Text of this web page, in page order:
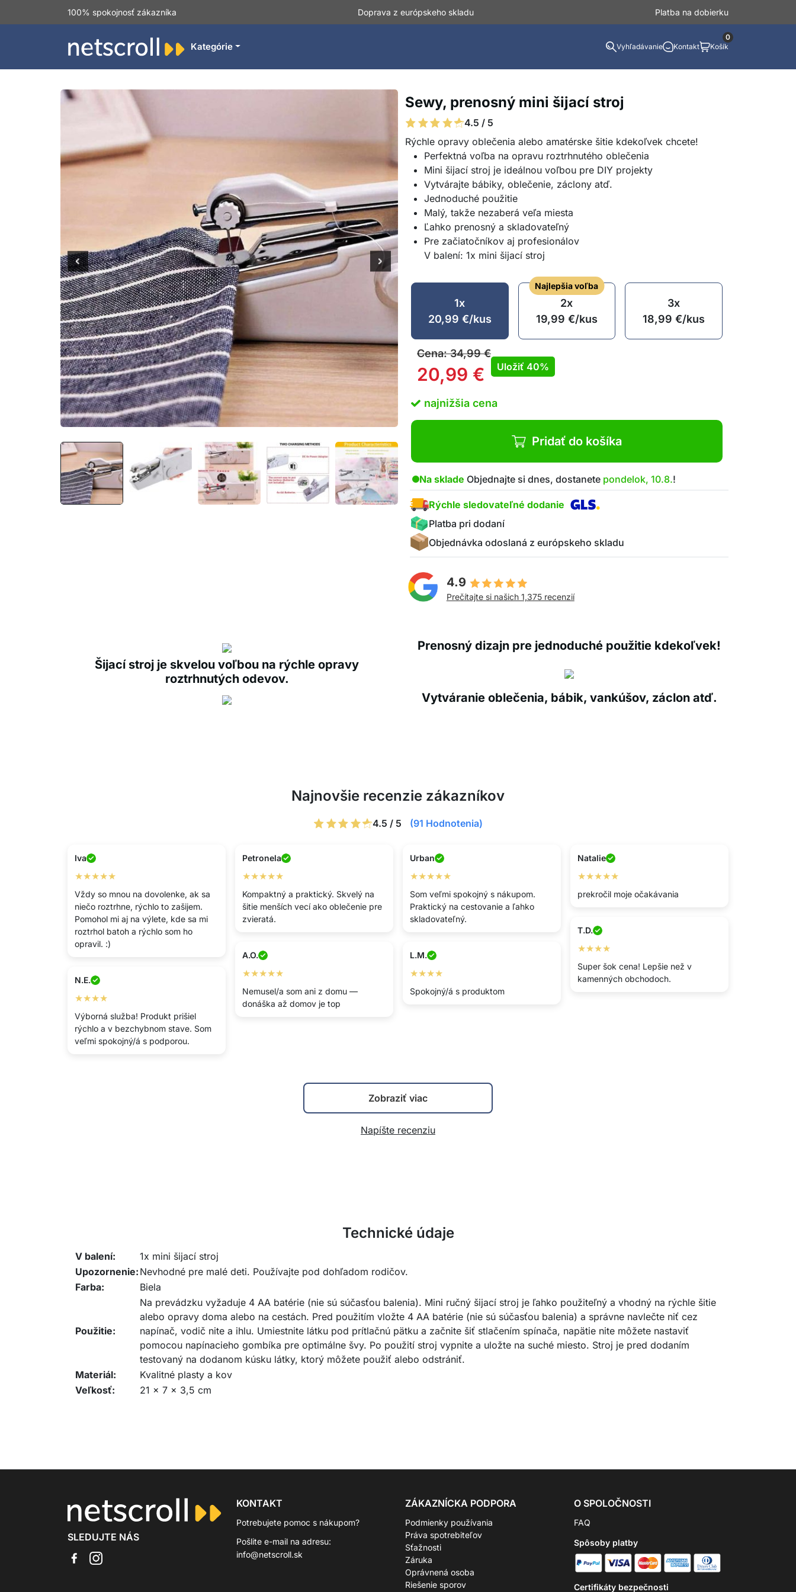
100% spokojnosť zákazníka Doprava z európskeho skladu Platba na dobierku
Kategórie Vyhľadávanie Kontakt Košík
0
Sewy, prenosný mini šijací stroj
4.5 / 5
Rýchle opravy oblečenia alebo amatérske šitie kdekoľvek chcete!
Perfektná voľba na opravu roztrhnutého oblečenia
Mini šijací stroj je ideálnou voľbou pre DIY projekty
Vytvárajte bábiky, oblečenie, záclony atď.
Jednoduché použitie
Malý, takže nezaberá veľa miesta
Ľahko prenosný a skladovateľný
Pre začiatočníkov aj profesionálov
V balení: 1x mini šijací stroj
1x
20,99 €/kus
Najlepšia voľba
2x
19,99 €/kus
3x
18,99€/kus
Cena:34,99€
20,99 € Uložiť 40%
najnižšia cena
Pridať do košíka
Na sklade Objednajte si dnes, dostanete pondelok, 10.8.!
Rýchle sledovateľné dodanie
Platba pri dodaní
Objednávka odoslaná z európskeho skladu
4.9
Prečítajte si našich 1,375 recenzií
Prenosný dizajn pre jednoduché použitie kdekoľvek!
Šijací stroj je skvelou voľbou na rýchle opravy
roztrhnutých odevov.
Vytváranie oblečenia, bábik, vankúšov, záclon atď.
Najnovšie recenzie zákazníkov
4.5 / 5 (91 Hodnotenia)
Iva
★★★★★
Vždy so mnou na dovolenke, ak sa
niečo roztrhne, rýchlo to zašijem.
Pomohol mi aj na výlete, kde sa mi
roztrhol batoh a rýchlo som ho
opravil. :)
Petronela
★★★★★
Kompaktný a praktický. Skvelý na
šitie menších vecí ako oblečenie pre
zvieratá.
Urban
★★★★★
Som veľmi spokojný s nákupom.
Praktický na cestovanie a ľahko
skladovateľný.
Natalie
★★★★★
prekročil moje očakávania
T.D.
★★★★
Super šok cena! Lepšie než v
kamenných obchodoch.
A.O.
★★★★★
Nemusel/a som ani z domu —
donáška až domov je top
L.M.
★★★★
Spokojný/á s produktom
N.E.
★★★★
Výborná služba! Produkt prišiel
rýchlo a v bezchybnom stave. Som
veľmi spokojný/á s podporou.
Zobraziť viac
Napíšte recenziu
Technické údaje
V balení:
1x mini šijací stroj
Upozornenie: Nevhodné pre malé deti. Používajte pod dohľadom rodičov.
Farba:
Biela
Použitie:
Na prevádzku vyžaduje 4 AA batérie (nie sú súčasťou balenia). Mini ručný šijací stroj je ľahko použiteľný a vhodný na rýchle šitie
alebo opravy doma alebo na cestách. Pred použitím vložte 4 AA batérie (nie sú súčasťou balenia) a správne navlečte niť cez
napínač, vodič nite a ihlu. Umiestnite látku pod prítlačnú pätku a začnite šiť stlačením spínača, napätie nite môžete nastaviť
pomocou napínacieho gombíka pre optimálne švy. Po použití stroj vypnite a uložte na suché miesto. Stroj je pred dodaním
testovaný na dodanom kúsku látky, ktorý môžete použiť alebo odstrániť.
Materiál:
Kvalitné plasty a kov
Veľkosť:
21 x 7 x 3,5 cm
SLEDUJTE NÁS
KONTAKT
Potrebujete pomoc s nákupom?
Pošlite e-mail na adresu:
info@netscroll.sk
ZÁKAZNÍCKA PODPORA
Podmienky používania
Práva spotrebiteľov
Sťažnosti
Záruka
Oprávnená osoba
Riešenie sporov
O SPOLOČNOSTI
FAQ
Spôsoby platby
Certifikáty bezpečnosti